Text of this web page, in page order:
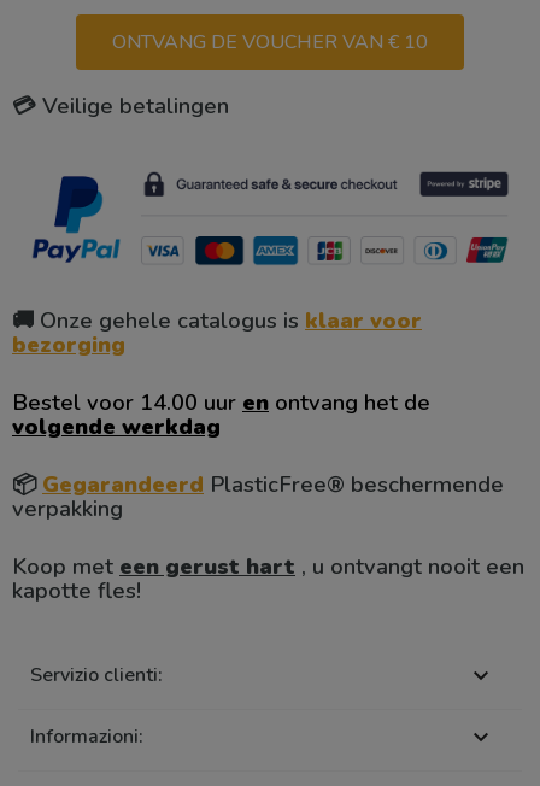
ONTVANG DE VOUCHER VAN € 10
💳 Veilige betalingen
🚚 Onze gehele catalogus is klaar voor
bezorging
Bestel voor 14.00 uur en ontvang het de
volgende werkdag
📦 Gegarandeerd PlasticFree® beschermende
verpakking
Koop met een gerust hart , u ontvangt nooit een
kapotte fles!
Servizio clienti: 
Informazioni: 